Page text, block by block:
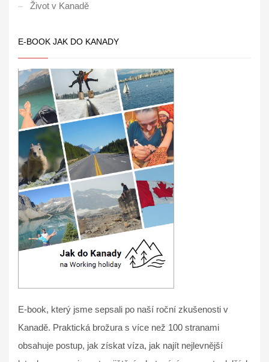
Život v Kanadě
E-BOOK JAK DO KANADY
E-book, který jsme sepsali po naší roční zkušenosti v
Kanadě. Praktická brožura s více než 100 stranami
obsahuje postup, jak získat víza, jak najít nejlevnější